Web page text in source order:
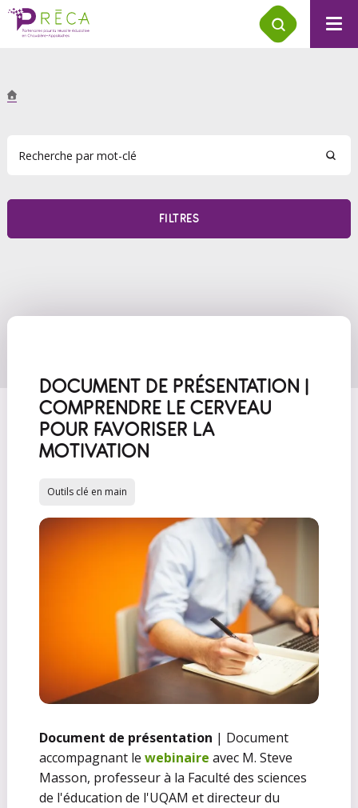
FILTRES
DOCUMENT DE PRÉSENTATION |
COMPRENDRE LE CERVEAU
POUR FAVORISER LA
MOTIVATION
Outils clé en main
Document de présentation | Document
accompagnant le webinaire avec M. Steve
Masson, professeur à la Faculté des sciences
de l'éducation de l'UQAM et directeur du